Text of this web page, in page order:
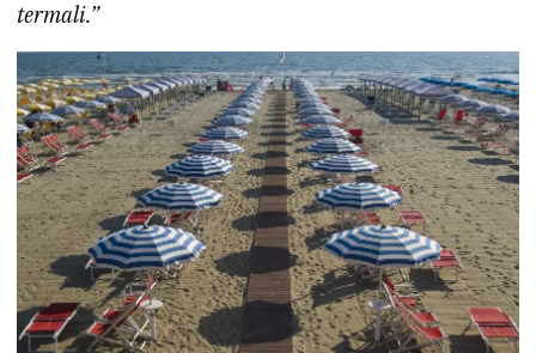
termali.”